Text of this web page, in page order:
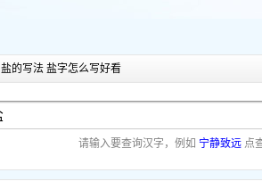
盐的写法 盐字怎么写好看
请输入要查询汉字，例如 宁静致远 点